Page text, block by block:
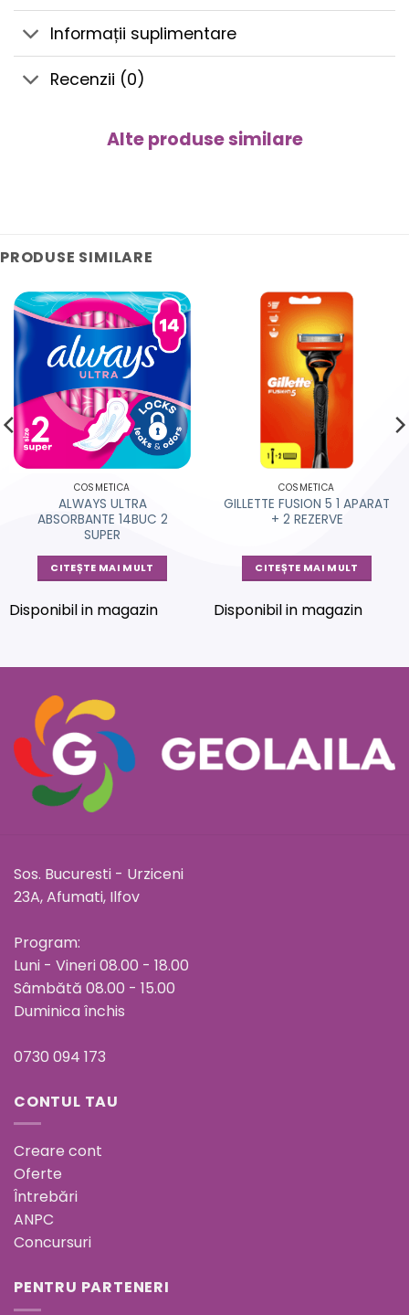
Informații suplimentare
Recenzii (0)
Alte produse similare
PRODUSE SIMILARE
COSMETICA
ALWAYS ULTRA
ABSORBANTE 14BUC 2
SUPER
CITEȘTE MAI MULT
Disponibil in magazin
COSMETICA
GILLETTE FUSION 5 1 APARAT
+ 2 REZERVE
CITEȘTE MAI MULT
Disponibil in magazin
Sos. Bucuresti - Urziceni
23A, Afumati, Ilfov
Program:
Luni - Vineri 08.00 - 18.00
Sâmbătă 08.00 - 15.00
Duminica închis
0730 094 173
CONTUL TAU
Creare cont
Oferte
Întrebări
ANPC
Concursuri
PENTRU PARTENERI